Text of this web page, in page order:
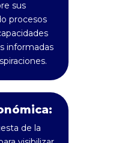
sus
procesos
informadas
de la